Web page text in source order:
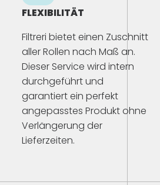
FLEXIBILITÄT
Filtreri bietet einen Zuschnitt
aller Rollen nach Maß an.
Dieser Service wird intern
durchgeführt und
garantiert ein perfekt
angepasstes Produkt ohne
Verlängerung der
Lieferzeiten.